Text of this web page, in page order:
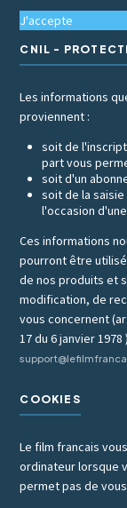
J'accepte
CNIL -
Les informations
proviennent :
soit de
part vous
soit d'un
soit de la
l'occasion
Ces informations
pourront être
de nos produits et
modification, de
vous concernent
17 du 6 janvier
COOKIES
Le film francais
ordinateur lorsque
permet pas de